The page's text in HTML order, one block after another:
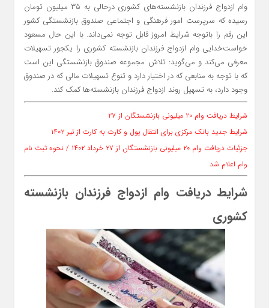
وام ازدواج فرزندان بازنشسته‌های کشوری درحالی به ۳۵ میلیون تومان
رسیده که سرپرست امور فرهنگی و اجتماعی صندوق بازنشستگی کشور
این رقم را باتوجه شرایط امروز قابل توجه نمی‌داند. با این حال مسعود
خواست‌خدایی وام ازدواج فرزندان بازنشسته کشوری را یکجور تسهیلات
معرفی می‌کند و می‌گوید: تلاش مجموعه صندوق بازنشستگی این است
که با توجه به منابعی که در اختیار دارد و تنوع تسهیلات مالی که در صندوق
وجود دارد، به تسهیل روند ازدواج فرزندان بازنشسته‌ها کمک کند.
شرایط دریافت وام ۲۰ میلیونی بازنشستگان از ۲۷
شرایط جدید بانک مرکزی برای انتقال پول و کارت به کارت از تیر ۱۴۰۲
جزئیات دریافت وام ۲۰ میلیونی بازنشستگان از ۲۷ خرداد ۱۴۰۲ / نحوه ثبت نام
وام اعلام شد
شرایط دریافت وام ازدواج فرزندان بازنشسته
کشوری